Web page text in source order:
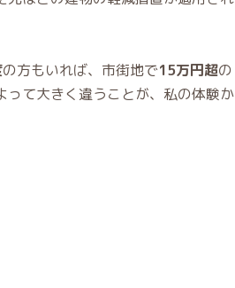
の方もいれば、市街地で15万円超の
て大きく違うことが、私の体験か